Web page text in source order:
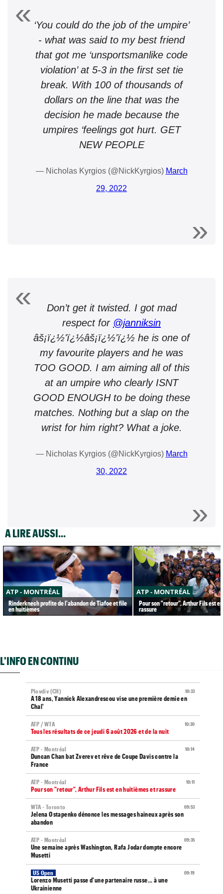
‘You could do the job of the umpire’
- what was said to my best friend
that got me ‘unsportsmanlike code
violation’ at 5-3 in the first set tie
break. With 100 of thousands of
dollars on the line that was the
decision he made because the
umpires ‘feelings got hurt. GET
NEW PEOPLE
— Nicholas Kyrgios (@NickKyrgios) March
29, 2022
Don’t get it twisted. I got mad
respect for @janniksin
âš¡ï¿½'ï¿½âš¡ï¿½'ï¿½ he is one of
my favourite players and he was
TOO GOOD. I am aiming all of this
at an umpire who clearly ISNT
GOOD ENOUGH to be doing these
matches. Nothing but a slap on the
wrist for him right? What a joke.
— Nicholas Kyrgios (@NickKyrgios) March
30, 2022
A LIRE AUSSI...
ATP - MONTRÉAL
Rinderknech profite de l'abandon de Tiafoe et file
en huitièmes
ATP - MONTRÉAL
Pour son "retour", Arthur Fils est
rassure
L'INFO EN CONTINU
10:33
Plovdiv (CH)
A 18 ans, Yannick Alexandrescou vise une première demie en
Chal'
10:20
ATP / WTA
Tous les résultats de ce jeudi 6 août 2026 et de la nuit
10:14
ATP - Montréal
Duncan Chan bat Zverev et rêve de Coupe Davis contre la
France
10:11
ATP - Montréal
Pour son "retour", Arthur Fils est en huitièmes et rassure
09:53
WTA - Toronto
Jelena Ostapenko dénonce les messages haineux après son
abandon
09:35
ATP - Montréal
Une semaine après Washington, Rafa Jodar dompte encore
Musetti
09:19
US Open
Lorenzo Musetti passe d'une partenaire russe... à une
Ukrainienne